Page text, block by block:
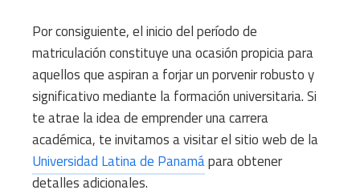
Por consiguiente, el inicio del período de
matriculación constituye una ocasión propicia para
aquellos que aspiran a forjar un porvenir robusto y
significativo mediante la formación universitaria. Si
te atrae la idea de emprender una carrera
académica, te invitamos a visitar el sitio web de la
Universidad Latina de Panamápara obtener
detalles adicionales.